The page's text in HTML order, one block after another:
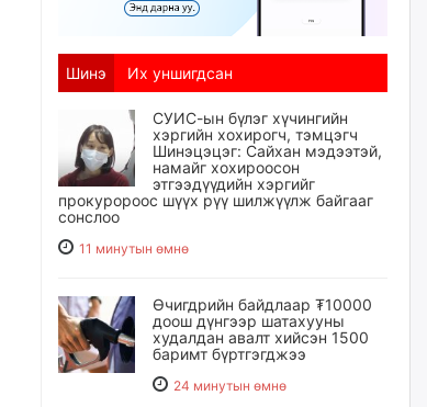
Шинэ Их уншигдсан
СУИС-ын бүлэг хүчингийн
хэргийн хохирогч, тэмцэгч
Шинэцэцэг: Сайхан мэдээтэй,
намайг хохироосон
этгээдүүдийн хэргийг
прокуророос шүүх рүү шилжүүлж байгааг
сонслоо
11 минутын өмнө
Өчигдрийн байдлаар ₮10000
доош дүнгээр шатахууны
худалдан авалт хийсэн 1500
баримт бүртгэгджээ
24 минутын өмнө